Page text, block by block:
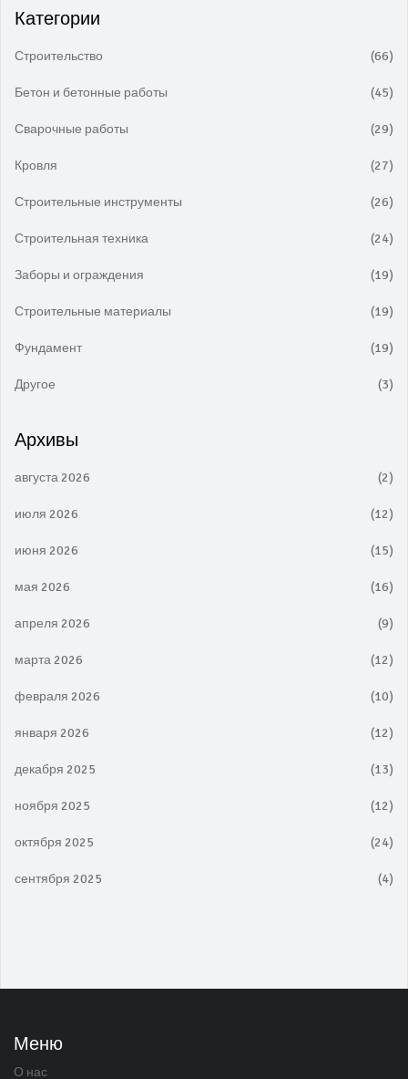
Категории
Строительство (66)
Бетон и бетонные работы (45)
Сварочные работы (29)
Кровля (27)
Строительные инструменты (26)
Строительная техника (24)
Заборы и ограждения (19)
Строительные материалы (19)
Фундамент (19)
Другое (3)
Архивы
августа 2026 (2)
июля 2026 (12)
июня 2026 (15)
мая 2026 (16)
апреля 2026 (9)
марта 2026 (12)
февраля 2026 (10)
января 2026 (12)
декабря 2025 (13)
ноября 2025 (12)
октября 2025 (24)
сентября 2025 (4)
Меню
О нас